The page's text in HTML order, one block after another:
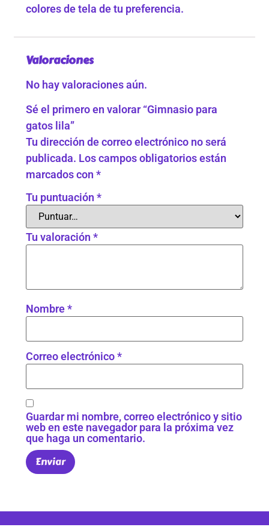
colores de tela de tu preferencia.
Valoraciones
No hay valoraciones aún.
Sé el primero en valorar “Gimnasio para
gatos lila”
Tu dirección de correo electrónico no será
publicada. Los campos obligatorios están
marcados con*
Tu puntuación*
Tu valoración*
Nombre*
Correo electrónico*
Guardar mi nombre, correo electrónico y sitio
web en este navegador para la próxima vez
que haga un comentario.